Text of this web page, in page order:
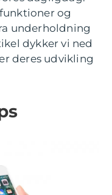
og
underholdning
dykker vi ned
deres udvikling